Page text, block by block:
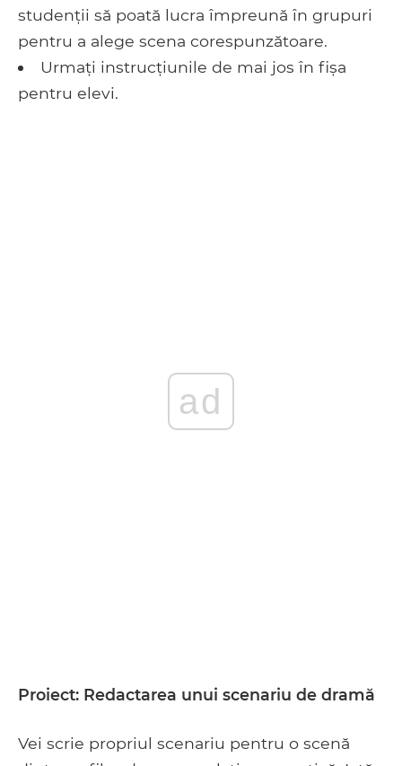
studenții să poată lucra împreună în grupuri
pentru a alege scena corespunzătoare.
Urmați instrucțiunile de mai jos în fișa
pentru elevi.
ad
Proiect: Redactarea unui scenariu de dramă
Vei scrie propriul scenariu pentru o scenă